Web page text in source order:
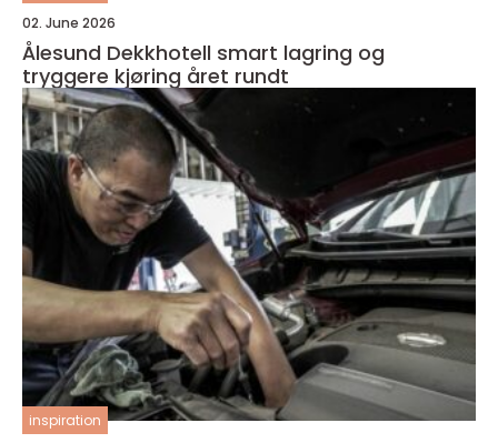
02. June 2026
Ålesund Dekkhotell smart lagring og
tryggere kjøring året rundt
inspiration